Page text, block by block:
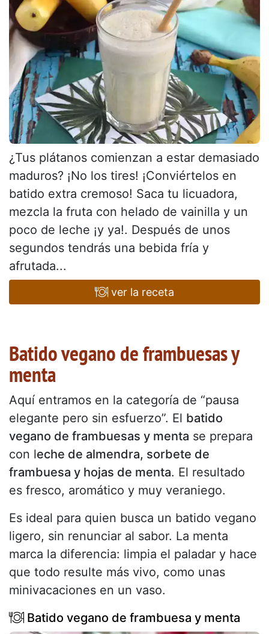
¿Tus plátanos comienzan a estar demasiado
maduros? ¡No los tires! ¡Conviértelos en
batido extra cremoso! Saca tu licuadora,
mezcla la fruta con helado de vainilla y un
poco de leche ¡y ya!. Después de unos
segundos tendrás una bebida fría y
afrutada...
ver la receta
Batido vegano de frambuesas y
menta
Aquí entramos en la categoría de “pausa
elegante pero sin esfuerzo”. El batido
vegano de frambuesas y menta se prepara
con leche de almendra, sorbete de
frambuesa y hojas de menta. El resultado
es fresco, aromático y muy veraniego.
Es ideal para quien busca un batido vegano
ligero, sin renunciar al sabor. La menta
marca la diferencia: limpia el paladar y hace
que todo resulte más vivo, como unas
minivacaciones en un vaso.
Batido vegano de frambuesa y menta